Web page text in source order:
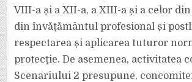
VIII-a și a XII-a, a XIII-a și a celor
din învățământul profesional și
respectarea și aplicarea tuturor
protecție. De asemenea, activitatea
Scenariului 2 presupune,